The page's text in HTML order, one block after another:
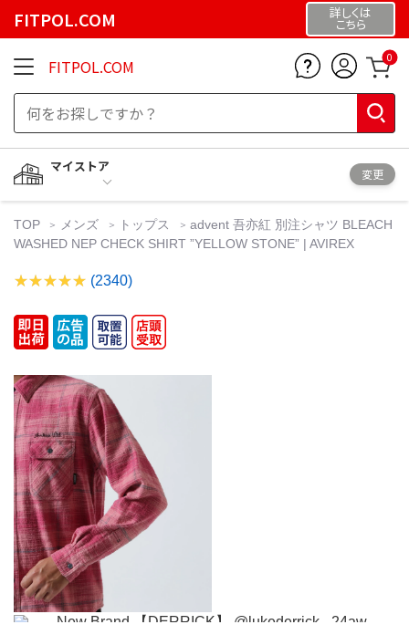
FITPOL.COM 詳しくは
こちら
FITPOL.COM 0
マイストア
変更
TOP メンズ トップス
advent 吾亦紅 別注シャツ BLEACH
WASHED NEP CHECK SHIRT ”YELLOW STONE” | AVIREX
(2340)